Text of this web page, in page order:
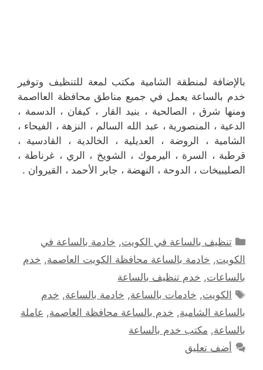
بالإضافة لمنطقة الشامية مكتب لمعة للتنظيف وتوفير
خدم بالساعة يعمل في جميع مناطق محافظة العااصمة
ومنها شرق ، الصالحية ، بنيد القار ، كيفان ، الدسمة ،
الدعية ، المنصورية ، عبد الله السالم ، النزهة ، الفيحاء ،
الشامية ، الروضة ، العديلية ، الخالدية ، القادسية ،
قرطبة ، السرة ، اليرموك ، الشويخ ، الري ، غرناطة ،
الصليبيخات ، الدوحة ، النهضة ، جابر الأحمد ، القيروان .
التصنيفات
تنظيف بالساعة في الكويت, خادمة بالساعة في
الكويت, خادمة بالساعة محافظة الكويت العاصمة, خدم
بالساعات, خدم تنظيف بالساعة
الوسوم
الكويت, خادمات بالساعة, خادمة بالساعة, خدم
بالساعة الشامية, خدم بالساعة محافظة العاصمة, عاملة
بالساعة, مكتب خدم بالساعة
أضف تعليق